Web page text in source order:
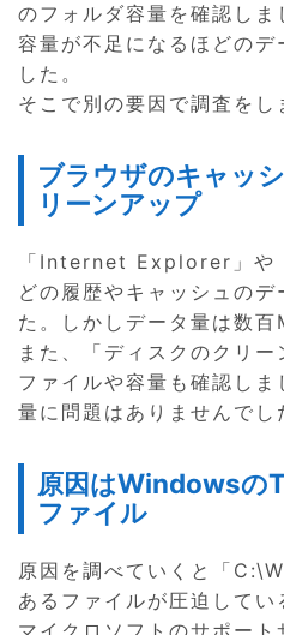
のフォルダ容量を確認しま
容量が不足になるほどの
した。
そこで別の要因で調査をし
ブラウザのキャッ
リーンアップ
「Internet Explorer」や
どの履歴やキャッシュの
た。しかしデータ量は数百
また、「ディスクのクリ
ファイルや容量も確認しま
量に問題はありませんでし
原因はWindowsの
ファイル
原因を調べていくと「
あるファイルが圧迫してい